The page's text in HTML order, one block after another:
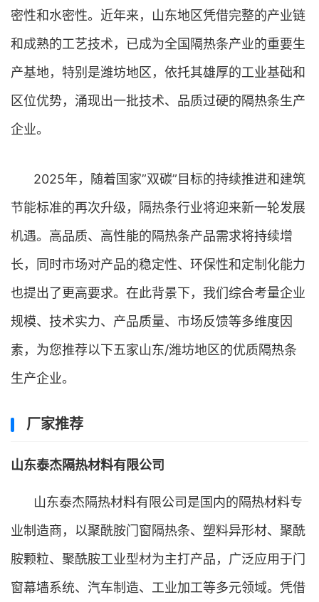
密性和水密性。近年来，山东地区凭借完整的产业链
和成熟的工艺技术，已成为全国隔热条产业的重要生
产基地，特别是潍坊地区，依托其雄厚的工业基础和
区位优势，涌现出一批技术、品质过硬的隔热条生产
企业。
2025年，随着国家”双碳”目标的持续推进和建筑
节能标准的再次升级，隔热条行业将迎来新一轮发展
机遇。高品质、高性能的隔热条产品需求将持续增
长，同时市场对产品的稳定性、环保性和定制化能力
也提出了更高要求。在此背景下，我们综合考量企业
规模、技术实力、产品质量、市场反馈等多维度因
素，为您推荐以下五家山东/潍坊地区的优质隔热条
生产企业。
厂家推荐
山东泰杰隔热材料有限公司
山东泰杰隔热材料有限公司是国内的隔热材料专
业制造商，以聚酰胺门窗隔热条、塑料异形材、聚酰
胺颗粒、聚酰胺工业型材为主打产品，广泛应用于门
窗幕墙系统、汽车制造、工业加工等多元领域。凭借